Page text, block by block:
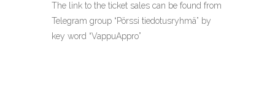
The link to the ticket sales can be found from
Telegram group “Pörssi tiedotusryhmä” by
key word “VappuAppro”